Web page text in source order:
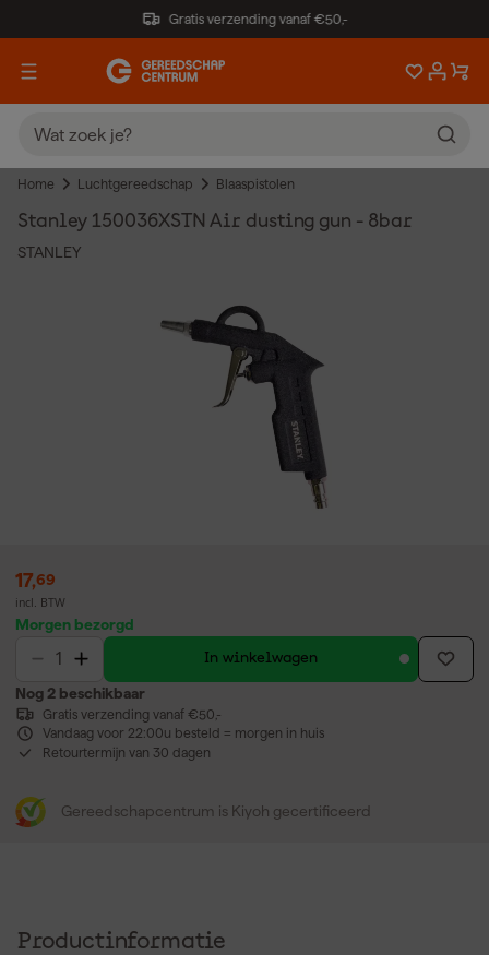
Gratis verzending vanaf €50,-
Home Luchtgereedschap Blaaspistolen
Stanley 150036XSTN Air dusting gun - 8bar
STANLEY
17,69
incl. BTW
Morgen bezorgd
In winkelwagen
Nog 2 beschikbaar
Gratis verzending vanaf €50,-
Vandaag voor 22:00u besteld = morgen in huis
Retourtermijn van 30 dagen
Gereedschapcentrum is Kiyoh gecertificeerd
Productinformatie